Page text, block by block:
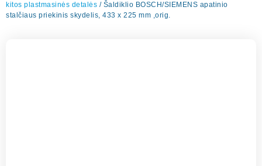
kitos plastmasinės detalės / Šaldiklio BOSCH/SIEMENS apatinio
stalčiaus priekinis skydelis, 433 x 225 mm ,orig.